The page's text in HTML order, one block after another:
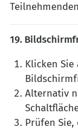
19.
Klicken
Alternativ
Prüfen